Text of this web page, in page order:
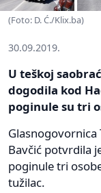
(Foto: D. Ć./Klix.ba)
30.09.2019.
U teškoj
dogodila kod
poginule su tri
Glasnogovornica
Bavčić potvrdila
poginule tri
tužilac.